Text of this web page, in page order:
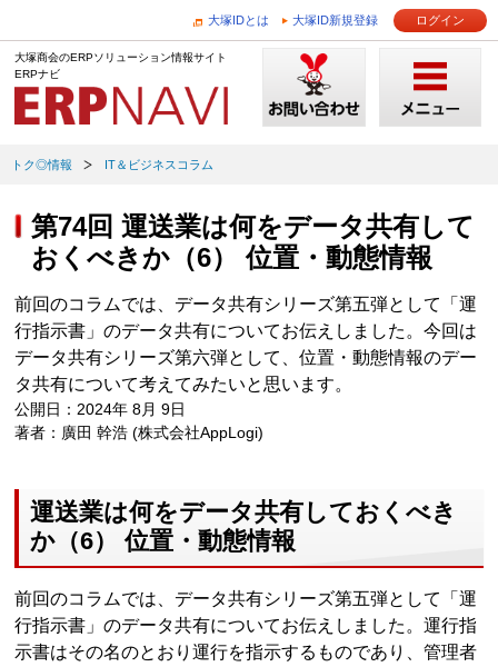
大塚IDとは 大塚ID新規登録 ログイン
大塚商会のERPソリューション情報サイト
ERPナビ
トク◎情報 IT＆ビジネスコラム
第74回 運送業は何をデータ共有して
おくべきか（6） 位置・動態情報
前回のコラムでは、データ共有シリーズ第五弾として「運
行指示書」のデータ共有についてお伝えしました。今回は
データ共有シリーズ第六弾として、位置・動態情報のデー
タ共有について考えてみたいと思います。
公開日：2024年 8月 9日
著者：廣田 幹浩 (株式会社AppLogi)
運送業は何をデータ共有しておくべき
か（6） 位置・動態情報
前回のコラムでは、データ共有シリーズ第五弾として「運
行指示書」のデータ共有についてお伝えしました。運行指
示書はその名のとおり運行を指示するものであり、管理者